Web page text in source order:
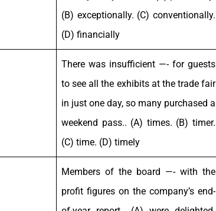
(B) exceptionally. (C) conventionally.
(D) financially
There was insufficient —- for guests
to see all the exhibits at the trade fair
in just one day, so many purchased a
weekend pass.. (A) times. (B) timer.
(C) time. (D) timely
Members of the board —- with the
profit figures on the company’s end-